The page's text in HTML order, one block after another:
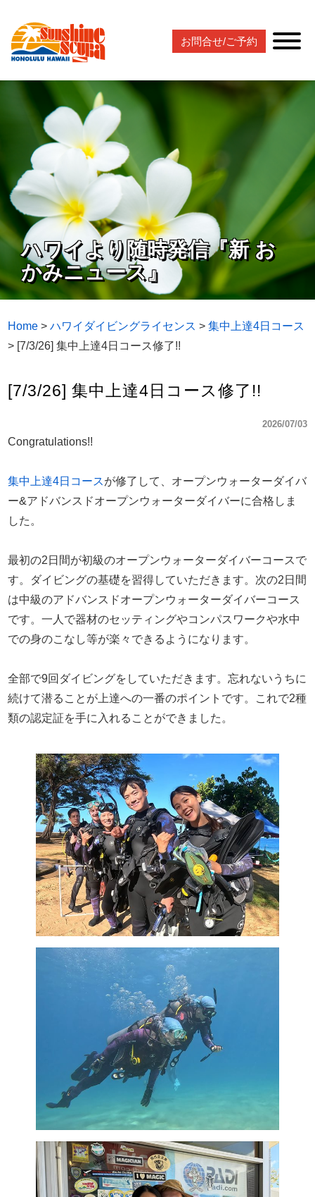
お問合せ/ご予約
ハワイより随時発信『新 お
かみニュース』
Home >ハワイダイビングライセンス >集中上達4日コース
> [7/3/26] 集中上達4日コース修了!!
[7/3/26] 集中上達4日コース修了!!
2026/07/03
Congratulations!!
集中上達4日コースが修了して、オープンウォーターダイバ
ー&アドバンスドオープンウォーターダイバーに合格しま
した。
最初の2日間が初級のオープンウォーターダイバーコースで
す。ダイビングの基礎を習得していただきます。次の2日間
は中級のアドバンスドオープンウォーターダイバーコース
です。一人で器材のセッティングやコンパスワークや水中
での身のこなし等が楽々できるようになります。
全部で9回ダイビングをしていただきます。忘れないうちに
続けて潜ることが上達への一番のポイントです。これで2種
類の認定証を手に入れることができました。